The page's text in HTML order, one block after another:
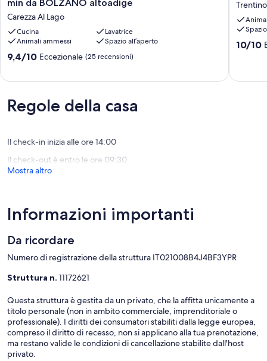
piste
da
sci
carezza
20
altoadige
Carezza
Lago
min da BOLZANO altoadige
Carezza Al Lago
Cucina
Lavatrice
Animali ammessi
Spazio all’aperto
9.4
(25
recensioni)
9,4/10 Eccezionale (25 recensioni)
Alto
Adige
10.0
10/10
Regole della casa
Il check-in inizia alle ore 14:00
Il check-out è entro le ore 09:30
Mostra altro
Informazioni importanti
Da ricordare
Numero di registrazione della struttura IT021008B4J4BF3YPR
Struttura n. 11172621
Questa struttura è gestita da un privato, che la affitta unicamente a
titolo personale (non in ambito commerciale, imprenditoriale o
professionale). I diritti dei consumatori stabiliti dalla legge europea,
compreso il diritto di recesso, non si applicano alla tua prenotazione,
ma restano valide le condizioni di cancellazione stabilite dall'host
privato.